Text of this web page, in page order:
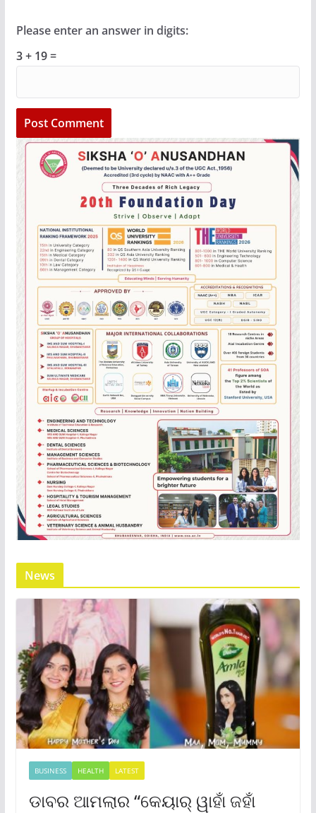
Please enter an answer in digits:
3 + 19 =
News
BUSINESS HEALTH LATEST
ଡାବର ଆମଲାର “କେୟାର୍ ୱାହାଁ ଜହାଁ